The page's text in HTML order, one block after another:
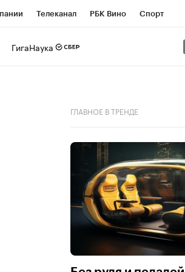
Телеканал РБК Вино Спорт
ГигаНаука
ГЛАВНОЕ В ТРЕНДЕ